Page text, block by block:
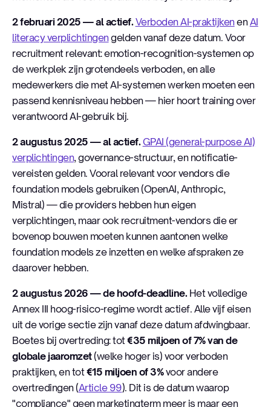
2 februari 2025 — al actief.Verboden AI-praktijkenenAI
literacy verplichtingengelden vanaf deze datum. Voor
recruitment relevant: emotion-recognition-systemen op
de werkplek zijn grotendeels verboden, en alle
medewerkers die met AI-systemen werken moeten een
passend kennisniveau hebben — hier hoort training over
verantwoord AI-gebruik bij.
2 augustus 2025 — al actief.GPAI (general-purpose AI)
verplichtingen, governance-structuur, en notificatie-
vereisten gelden. Vooral relevant voor vendors die
foundation models gebruiken (OpenAI, Anthropic,
Mistral) — die providers hebben hun eigen
verplichtingen, maar ook recruitment-vendors die er
bovenop bouwen moeten kunnen aantonen welke
foundation models ze inzetten en welke afspraken ze
daarover hebben.
2 augustus 2026 — de hoofd-deadline.Het volledige
Annex III hoog-risico-regime wordt actief. Alle vijf eisen
uit de vorige sectie zijn vanaf deze datum afdwingbaar.
Boetes bij overtreding: tot€35 miljoen of 7% van de
globale jaaromzet(welke hoger is) voor verboden
praktijken, en tot€15 miljoen of 3%voor andere
overtredingen (Article 99). Dit is de datum waarop
"compliance" geen marketingterm meer is maar een